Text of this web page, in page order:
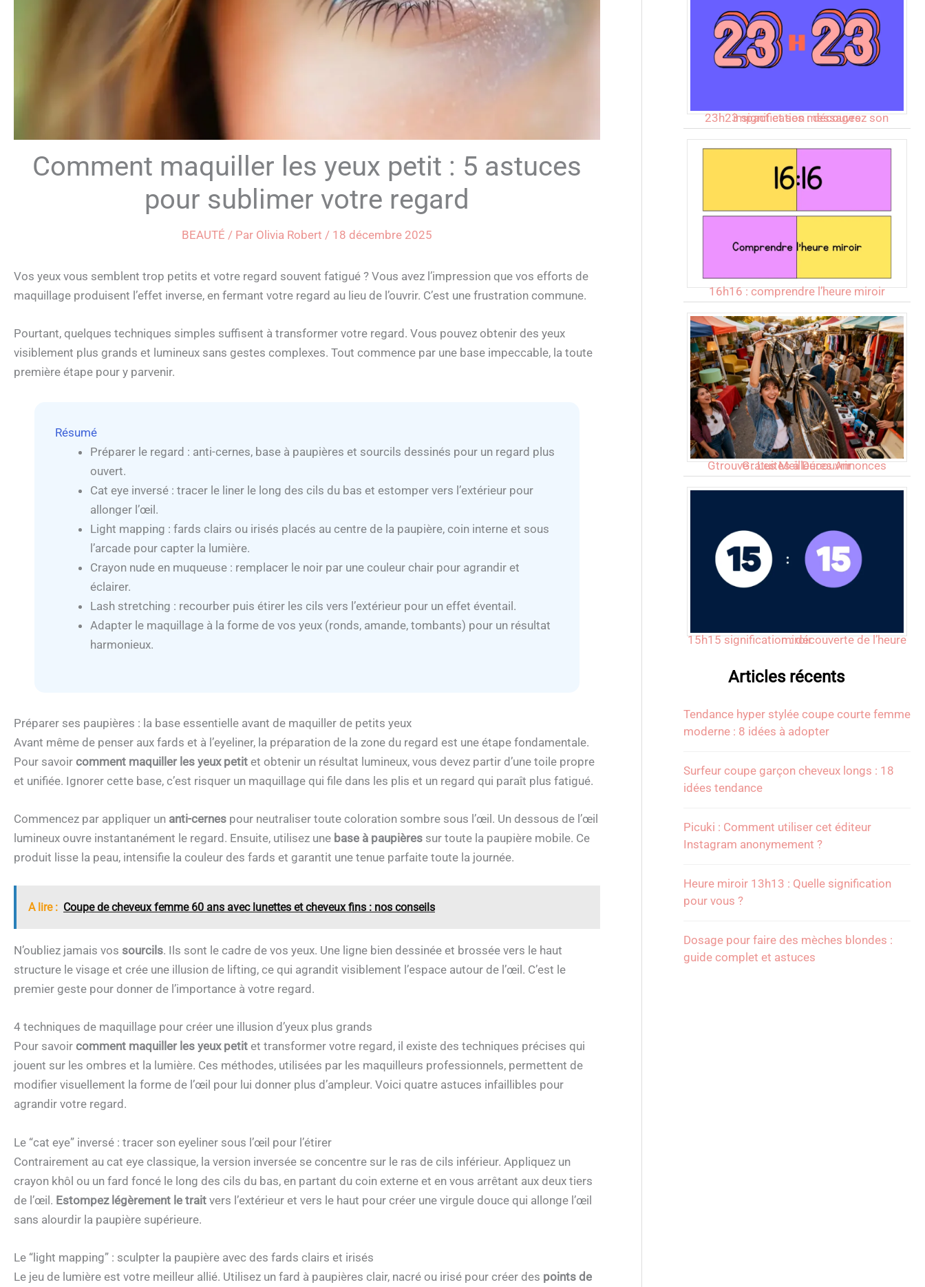
Comment maquiller les yeux petit : 5 astuces
pour sublimer votre regard
BEAUTÉ / Par Olivia Robert / 18 décembre 2025
Vos yeux vous semblent trop petits et votre regard souvent fatigué ? Vous avez l’impression que vos efforts de
maquillage produisent l’effet inverse, en fermant votre regard au lieu de l’ouvrir. C’est une frustration commune.
Pourtant, quelques techniques simples suffisent à transformer votre regard. Vous pouvez obtenir des yeux
visiblement plus grands et lumineux sans gestes complexes. Tout commence par une base impeccable, la toute
première étape pour y parvenir.
Résumé
Préparer le regard : anti-cernes, base à paupières et sourcils dessinés pour un regard plus
ouvert.
Cat eye inversé : tracer le liner le long des cils du bas et estomper vers l’extérieur pour
allonger l’œil.
Light mapping : fards clairs ou irisés placés au centre de la paupière, coin interne et sous
l’arcade pour capter la lumière.
Crayon nude en muqueuse : remplacer le noir par une couleur chair pour agrandir et
éclairer.
Lash stretching : recourber puis étirer les cils vers l’extérieur pour un effet éventail.
Adapter le maquillage à la forme de vos yeux (ronds, amande, tombants) pour un résultat
harmonieux.
Préparer ses paupières : la base essentielle avant de maquiller de petits yeux
Avant même de penser aux fards et à l’eyeliner, la préparation de la zone du regard est une étape fondamentale.
Pour savoir comment maquiller les yeux petit et obtenir un résultat lumineux, vous devez partir d’une toile propre
et unifiée. Ignorer cette base, c’est risquer un maquillage qui file dans les plis et un regard qui paraît plus fatigué.
Commencez par appliquer un anti-cernes pour neutraliser toute coloration sombre sous l’œil. Un dessous de l’œil
lumineux ouvre instantanément le regard. Ensuite, utilisez une base à paupières sur toute la paupière mobile. Ce
produit lisse la peau, intensifie la couleur des fards et garantit une tenue parfaite toute la journée.
A lire : Coupe de cheveux femme 60 ans avec lunettes et cheveux fins : nos conseils
N’oubliez jamais vos sourcils. Ils sont le cadre de vos yeux. Une ligne bien dessinée et brossée vers le haut
structure le visage et crée une illusion de lifting, ce qui agrandit visiblement l’espace autour de l’œil. C’est le
premier geste pour donner de l’importance à votre regard.
4 techniques de maquillage pour créer une illusion d’yeux plus grands
Pour savoir comment maquiller les yeux petit et transformer votre regard, il existe des techniques précises qui
jouent sur les ombres et la lumière. Ces méthodes, utilisées par les maquilleurs professionnels, permettent de
modifier visuellement la forme de l’œil pour lui donner plus d’ampleur. Voici quatre astuces infaillibles pour
agrandir votre regard.
Le “cat eye” inversé : tracer son eyeliner sous l’œil pour l’étirer
Contrairement au cat eye classique, la version inversée se concentre sur le ras de cils inférieur. Appliquez un
crayon khôl ou un fard foncé le long des cils du bas, en partant du coin externe et en vous arrêtant aux deux tiers
de l’œil. Estompez légèrement le trait vers l’extérieur et vers le haut pour créer une virgule douce qui allonge l’œil
sans alourdir la paupière supérieure.
Le “light mapping” : sculpter la paupière avec des fards clairs et irisés
Le jeu de lumière est votre meilleur allié. Utilisez un fard à paupières clair, nacré ou irisé pour créer des points de
23h23 signification : découvrez son impact et ses messages
16h16 : comprendre l’heure miroir
Gtrouve : Les Meilleures Annonces Gratuites à Découvrir
15h15 signification : découverte de l’heure miroir
Articles récents
Tendance hyper stylée coupe courte femme
moderne : 8 idées à adopter
Surfeur coupe garçon cheveux longs : 18
idées tendance
Picuki : Comment utiliser cet éditeur
Instagram anonymement ?
Heure miroir 13h13 : Quelle signification
pour vous ?
Dosage pour faire des mèches blondes :
guide complet et astuces